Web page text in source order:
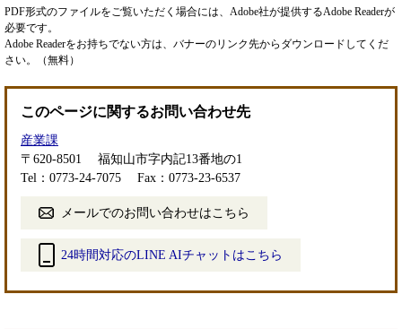
PDF形式のファイルをご覧いただく場合には、Adobe社が提供するAdobe Readerが
必要です。
Adobe Readerをお持ちでない方は、バナーのリンク先からダウンロードしてくだ
さい。（無料）
このページに関するお問い合わせ先
産業課
〒620-8501
福知山市字内記13番地の1
Tel：0773-24-7075
Fax：0773-23-6537
メールでのお問い合わせはこちら
24時間対応のLINE AIチャットはこちら